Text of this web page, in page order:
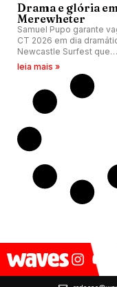
Drama e glória
Merewheter
Samuel Pupo garante
CT 2026 em dia
Newcastle Surfest que
acontece na praia de
Merewether, Austrália. Por
outro lado, Mateus
eliminado do
leia mais »